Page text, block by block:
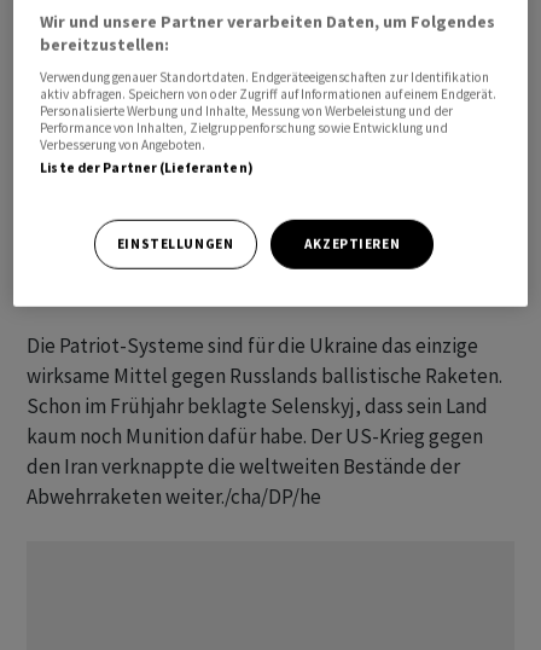
mehr das Fehlen von Munition für die Patriot-
Abwehrsysteme.
«Es ist einfach Unsinn, dass die Produktion in der
heutigen Welt bislang nicht so weit ist, wie es
tatsächlich notwendig wäre, um die Menschen vor
deutete an, dass die Ukraine selbst Patriot-Raketen
herstellen könne - sie bräuchte dafür aber die Lizenzen
Die Patriot-Systeme sind für die Ukraine das einzige
wirksame Mittel gegen Russlands ballistische Raketen.
Schon im Frühjahr beklagte Selenskyj, dass sein Land
kaum noch Munition dafür habe. Der US-Krieg gegen
den Iran verknappte die weltweiten Bestände der
Abwehrraketen weiter./cha/DP/he
Wir und unsere Partner verarbeiten Daten, um Folgendes
bereitzustellen:
Verwendung genauer Standortdaten. Endgeräteeigenschaften zur Identifikation
aktiv abfragen. Speichern von oder Zugriff auf Informationen auf einem Endgerät.
Personalisierte Werbung und Inhalte, Messung von Werbeleistung und der
Performance von Inhalten, Zielgruppenforschung sowie Entwicklung und
Verbesserung von Angeboten.
Liste der Partner (Lieferanten)
EINSTELLUNGEN AKZEPTIEREN